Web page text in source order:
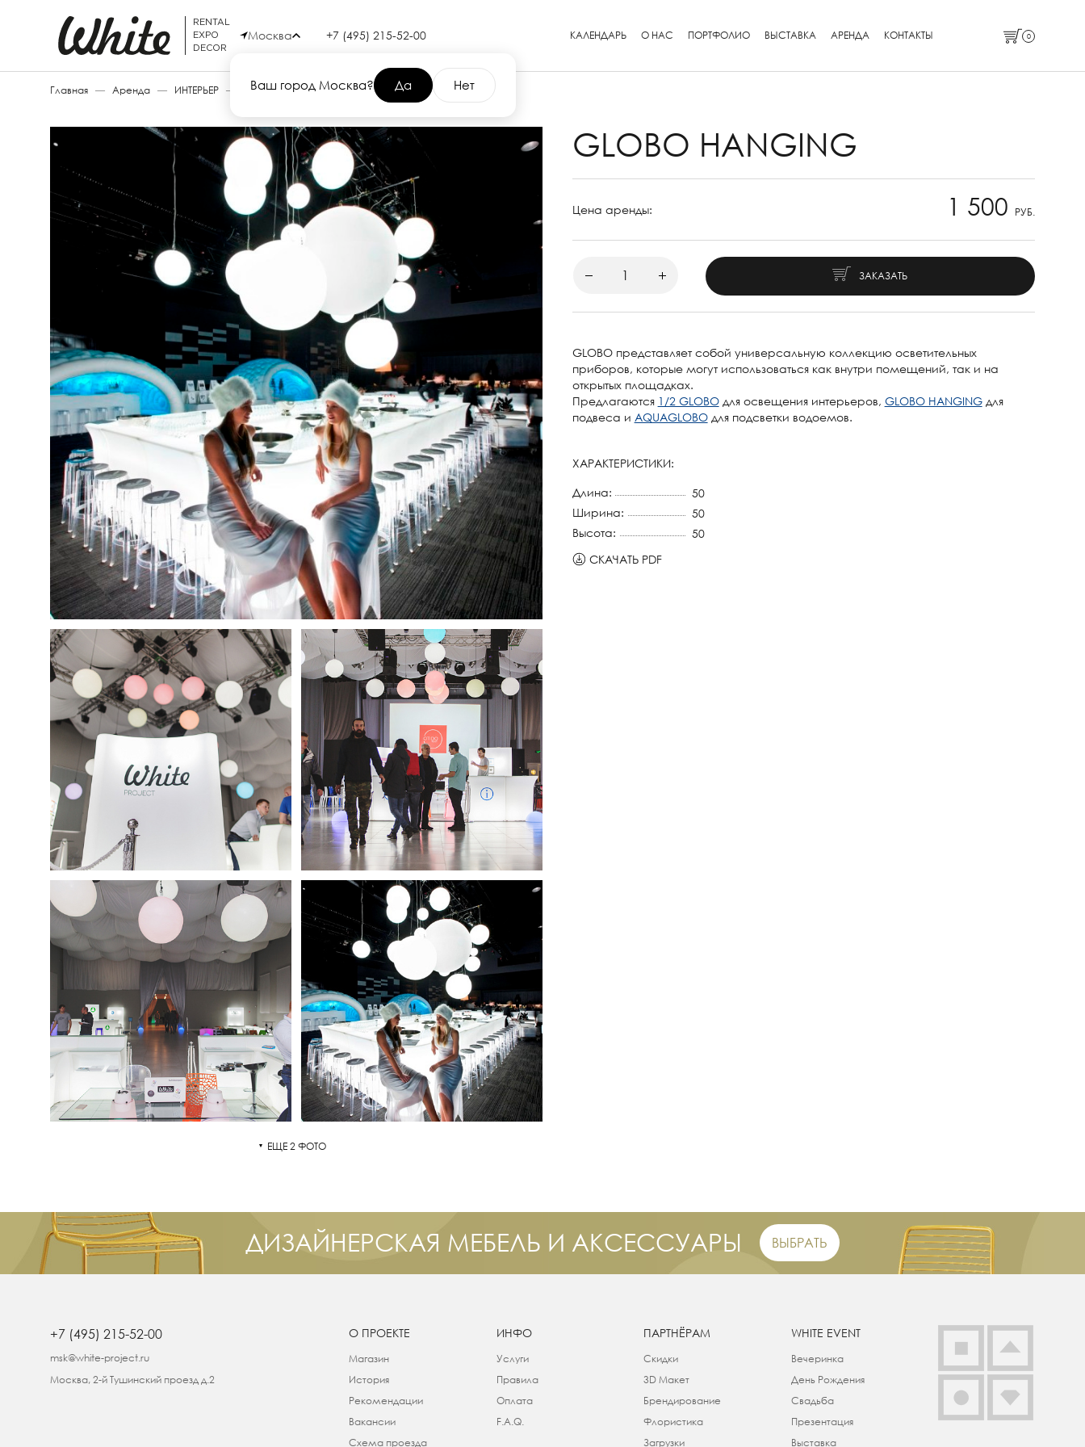
RENTAL
EXPO
DECOR
Москва
Ваш город Москва? Да Нет
+7 (495) 215-52-00 КАЛЕНДАРЬ О НАС ПОРТФОЛИО ВЫСТАВКА АРЕНДА КОНТАКТЫ 0
Главная — Аренда — ИНТЕРЬЕР — GLOBO HANGING
ЕЩЕ 2 ФОТО
GLOBO HANGING
Цена аренды: 1 500 РУБ.
ЗАКАЗАТЬ
GLOBO представляет собой универсальную коллекцию осветительных
приборов, которые могут использоваться как внутри помещений, так и на
открытых площадках.
Предлагаются 1/2 GLOBOдля освещения интерьеров, GLOBO HANGINGдля
подвеса и AQUAGLOBOдля подсветки водоемов.
ХАРАКТЕРИСТИКИ:
Длина:
50
Ширина:
50
Высота:
50
СКАЧАТЬ PDF
ДИЗАЙНЕРСКАЯ МЕБЕЛЬ И АКСЕССУАРЫ ВЫБРАТЬ
+7 (495) 215-52-00
msk@white-project.ru
Москва, 2-й Тушинский проезд д.2
О ПРОЕКТЕ
Магазин
История
Рекомендации
Вакансии
Схема проезда
ИНФО
Услуги
Правила
Оплата
F.A.Q.
ПАРТНЁРАМ
Скидки
3D Макет
Брендирование
Флористика
Загрузки
WHITE EVENT
Вечеринка
День Рождения
Свадьба
Презентация
Выставка